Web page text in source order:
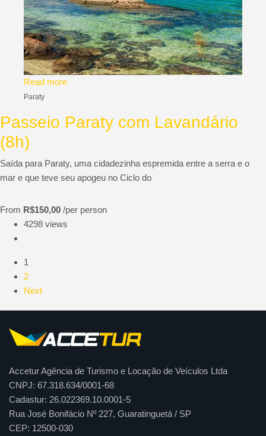
Read more
Paraty
Passeio Paraty com Lavandário
(8h)
Saída para Paraty, uma cidadezinha espremida entre a serra e o
mar e que teve seu apogeu no Ciclo do
From R$150,00 /per person
4298 views
1
2
Next
Accetur Agência de Turismo e Locação de Veículos Ltda
CNPJ: 67.318.634/0001-68
Cadastur: 26.022369.10.0001-5
Rua José Bonifácio Nº 227, Guaratinguetá / SP
CEP: 12500-030